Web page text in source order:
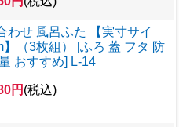
わせ 風呂ふた 【実寸サイ
】（3枚組） [ふろ 蓋 フタ 防
おすすめ] L-14
円 (税込)